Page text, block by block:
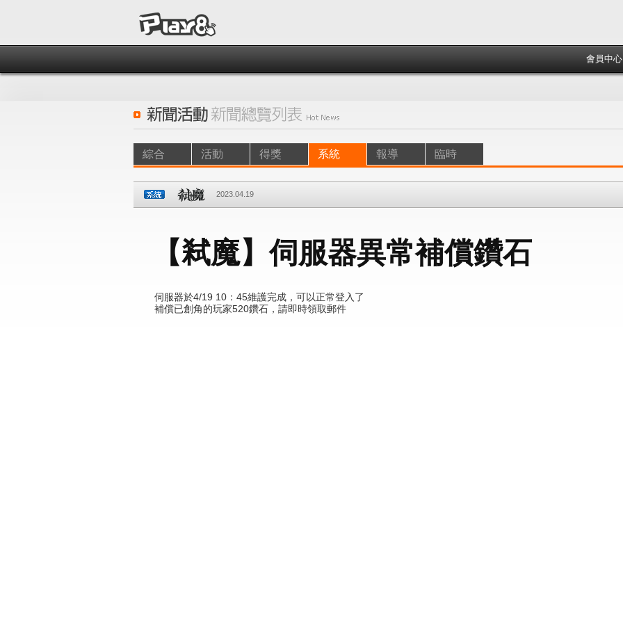
會員中心
綜合 活動 得獎 系統 報導 臨時
2023.04.19
【弒魔】伺服器異常補償鑽石
伺服器於4/19 10：45維護完成 ， 可以正常登入了
補償已創角的玩家520鑽石，請即時領取郵件